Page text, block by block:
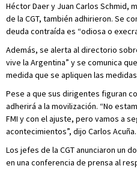
Héctor Daer y Juan Carlos Schmid,
de la CGT, también adhirieron. Se
deuda contraída es “odiosa o
Además, se alerta al directorio
vive la Argentina” y se comunica
medida que se apliquen las
Pese a que sus dirigentes figuran
adherirá a la movilización. “No
FMI y con el ajuste, pero vamos a
acontecimientos”, dijo Carlos Acuña.
Los jefes de la CGT anunciaron un
en una conferencia de prensa al